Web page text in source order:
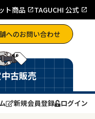
ト商品 TAGUCHI 公式
へのお問い合わせ
古販売
新規会員登録 ログイン